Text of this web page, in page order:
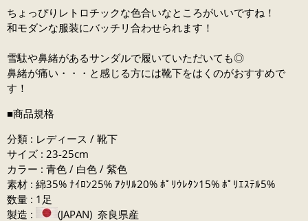
ちょっぴりレトロチックな色合いなところがいいですね！
和モダンな服装にバッチリ合わせられます！
雪駄や鼻緒があるサンダルで履いていただいても◎
鼻緒が痛い・・・と感じる方には靴下をはくのがおすすめで
す！
■商品規格
分類 : レディース / 靴下
サイズ : 23-25cm
カラー : 青色 / 白色 / 紫色
素材 : 綿35% ﾅｲﾛﾝ25% ｱｸﾘﾙ20% ﾎﾟﾘｳﾚﾀﾝ15% ﾎﾟﾘｴｽﾃﾙ5%
数量 : 1足
製造 :
(JAPAN) 奈良県産